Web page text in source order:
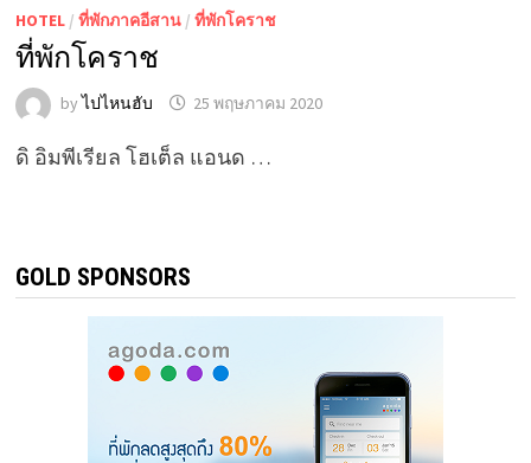
HOTEL/ ที่พักภาคอีสาน/ ที่พักโคราช
ที่พักโคราช
byไปไหนฮับ 25 พฤษภาคม 2020
ดิ อิมพีเรียล โฮเต็ล แอนด …
GOLD SPONSORS